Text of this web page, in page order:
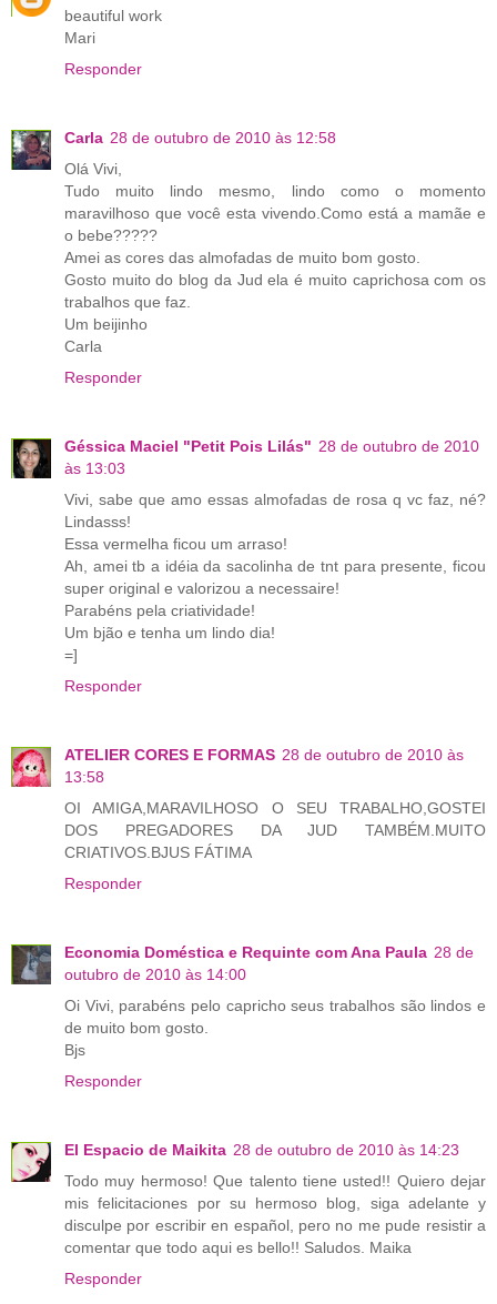
beautiful work
Mari
Responder
Carla 28 de outubro de 2010 às 12:58
Olá Vivi,
Tudo muito lindo mesmo, lindo como o momento
maravilhoso que você esta vivendo.Como está a mamãe e
o bebe?????
Amei as cores das almofadas de muito bom gosto.
Gosto muito do blog da Jud ela é muito caprichosa com os
trabalhos que faz.
Um beijinho
Carla
Responder
Géssica Maciel "Petit Pois Lilás" 28 de outubro de 2010
às 13:03
Vivi, sabe que amo essas almofadas de rosa q vc faz, né?
Lindasss!
Essa vermelha ficou um arraso!
Ah, amei tb a idéia da sacolinha de tnt para presente, ficou
super original e valorizou a necessaire!
Parabéns pela criatividade!
Um bjão e tenha um lindo dia!
=]
Responder
ATELIER CORES E FORMAS 28 de outubro de 2010 às
13:58
OI AMIGA,MARAVILHOSO O SEU TRABALHO,GOSTEI
DOS PREGADORES DA JUD TAMBÉM.MUITO
CRIATIVOS.BJUS FÁTIMA
Responder
Economia Doméstica e Requinte com Ana Paula 28 de
outubro de 2010 às 14:00
Oi Vivi, parabéns pelo capricho seus trabalhos são lindos e
de muito bom gosto.
Bjs
Responder
El Espacio de Maikita 28 de outubro de 2010 às 14:23
Todo muy hermoso! Que talento tiene usted!! Quiero dejar
mis felicitaciones por su hermoso blog, siga adelante y
disculpe por escribir en español, pero no me pude resistir a
comentar que todo aqui es bello!! Saludos. Maika
Responder